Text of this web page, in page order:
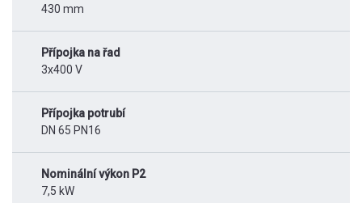
430 mm
Přípojka na řad
3x400 V
Přípojka potrubí
DN 65 PN16
Nominální výkon P2
7,5 kW